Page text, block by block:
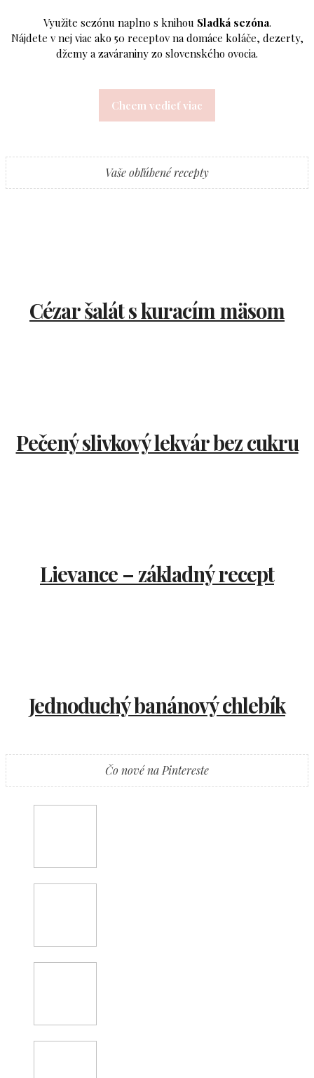
Využite sezónu naplno s knihou Sladká sezóna.
Nájdete v nej viac ako 50 receptov na domáce koláče, dezerty,
džemy a zaváraniny zo slovenského ovocia.
Chcem vedieť viac
Vaše obľúbené recepty
Cézar šalát s kuracím mäsom
Pečený slivkový lekvár bez cukru
Lievance – základný recept
Jednoduchý banánový chlebík
Čo nové na Pintereste